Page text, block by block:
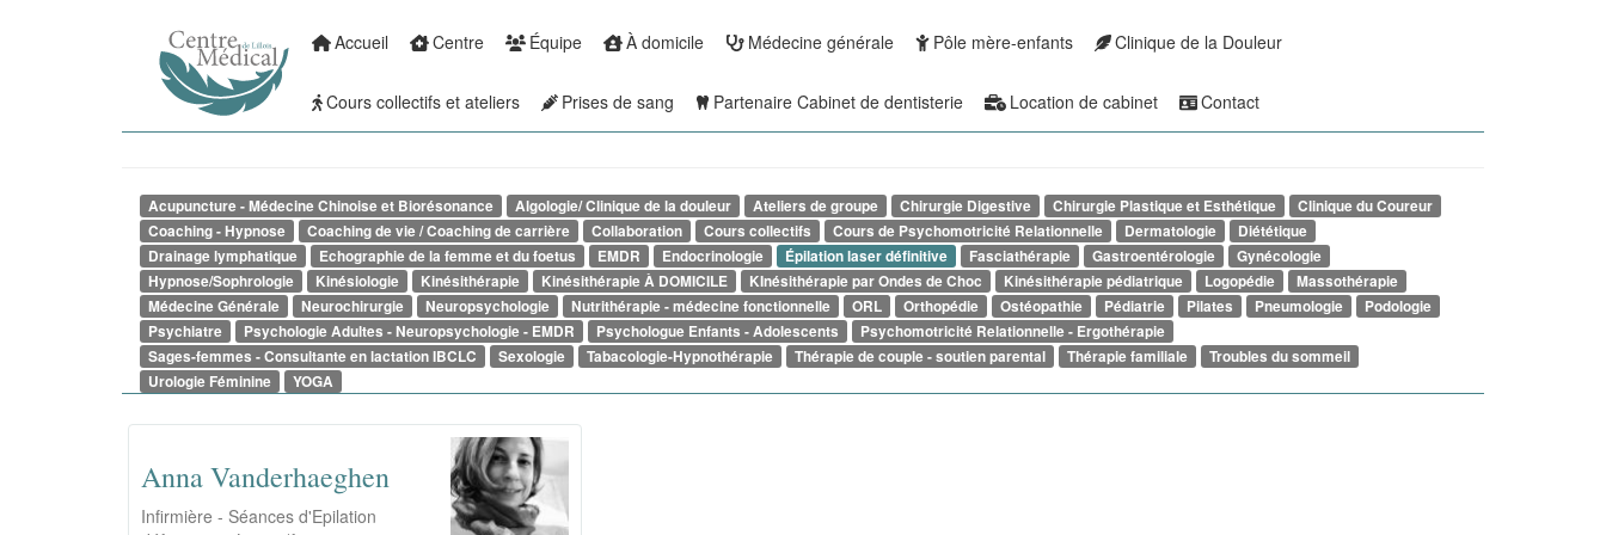
Main
navigation
Accueil Centre Équipe À domicile Médecine générale Pôle mère-enfants Clinique de la Douleur
Cours collectifs et ateliers Prises de sang Partenaire Cabinet de dentisterie Location de cabinet Contact
Acupuncture - Médecine Chinoise et Biorésonance Algologie/ Clinique de la douleur Ateliers de groupe Chirurgie Digestive Chirurgie Plastique et Esthétique
Clinique du Coureur
Coaching - Hypnose
Coaching de vie / Coaching de carrière Collaboration Cours collectifs Cours de Psychomotricité Relationnelle Dermatologie
Diététique
Drainage lymphatique
Echographie de la femme et du foetus EMDR Endocrinologie Épilation laser définitive Fasciathérapie Gastroentérologie
Gynécologie
Hypnose/Sophrologie
Kinésiologie Kinésithérapie Kinésithérapie À DOMICILE KInésithérapie par Ondes de Choc Kinésithérapie pédiatrique Logopédie
Massothérapie
Médecine Générale
Neurochirurgie Neuropsychologie Nutrithérapie - médecine fonctionnelle ORL Orthopédie Ostéopathie Pédiatrie Pilates Pneumologie
Podologie
Psychiatre
Psychologie Adultes - Neuropsychologie - EMDR Psychologue Enfants - Adolescents
Psychomotricité Relationnelle - Ergothérapie
Sages-femmes - Consultante en lactation IBCLC
Sexologie Tabacologie-Hypnothérapie Thérapie de couple - soutien parental Thérapie familiale
Troubles du sommeil
Urologie Féminine
YOGA
Anna Vanderhaeghen
Infirmière - Séances d'Epilation